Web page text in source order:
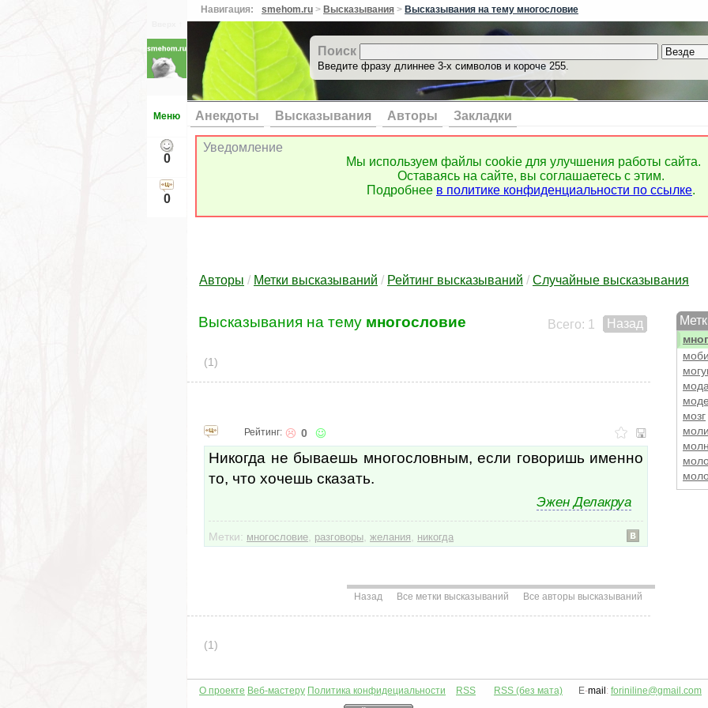
Меню
0
0
Навигация: smehom.ru > Высказывания > Высказывания на тему многословие
Поиск
Введите фразу длиннее 3-х символов и короче 255.
Анекдоты Высказывания Авторы Закладки
Уведомление
Мы используем файлы cookie для улучшения работы сайта.
Оставаясь на сайте, вы соглашаетесь с этим.
Подробнее в политике конфиденциальности по ссылке.
Авторы / Метки высказываний / Рейтинг высказываний / Случайные высказывания
метод
мир
мозг
Назад
Всего: 1
Высказывания на тему многословие
(1)
Рейтинг: 0
Никогда не бываешь многословным, если говоришь именно
то, что хочешь сказать.
Эжен Делакруа
Метки: многословие разговоры желания никогда
Назад Все метки высказываний Все авторы высказываний
(1)
О проекте Веб-мастеру Политика конфидециальности RSS RSS (без мата) E-mail : foriniline@gmail.com